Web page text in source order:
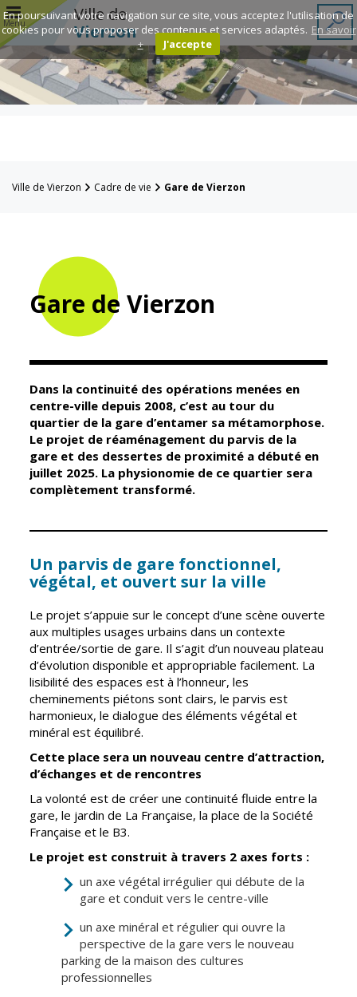
Menu
Ville de
Vierzon
Annuaire des
associations
Mairie
Élus
Conseil
Municipal
Services de la
Ville
publics
Cimetières
Titres
d'identité
État civil
Élections
Jumelages
Publication des
actes
administratifs
Journal
municipal
Actualités
Agenda
Fil de l'info
Guichet unique
Petite enfance
Relais petite
enfance
Scolarité
Établissements
scolaires
Accueil avant
et après classe
Réussite
éducative et
inclusion
Inscriptions
2027
jeunesse
Centres de
Espace jeunes
Point
information
jeunesse
Restauration
Ville de Vierzon Cadre de vie Gare de Vierzon
Gare de Vierzon
Dans la continuité des opérations menées en
centre-ville depuis 2008, c’est au tour du
quartier de la gare d’entamer sa métamorphose.
Le projet de réaménagement du parvis de la
gare et des dessertes de proximité a débuté en
juillet 2025. La physionomie de ce quartier sera
complètement transformé.
Un parvis de gare fonctionnel,
végétal, et ouvert sur la ville
Le projet s’appuie sur le concept d’une scène ouverte
aux multiples usages urbains dans un contexte
d’entrée/sortie de gare. Il s’agit d’un nouveau plateau
d’évolution disponible et appropriable facilement. La
lisibilité des espaces est à l’honneur, les
cheminements piétons sont clairs, le parvis est
harmonieux, le dialogue des éléments végétal et
minéral est équilibré.
Cette place sera un nouveau centre d’attraction,
d’échanges et de rencontres
La volonté est de créer une continuité fluide entre la
gare, le jardin de La Française, la place de la Société
Française et le B3.
Le projet est construit à travers 2 axes forts :
un axe végétal irrégulier qui débute de la
gare et conduit vers le centre-ville
un axe minéral et régulier qui ouvre la
perspective de la gare vers le nouveau
parking de la maison des cultures
professionnelles
En poursuivant votre navigation sur ce site, vous acceptez l'utilisation de
cookies pour vous proposer des contenus et services adaptés. En savoir
+
J'accepte